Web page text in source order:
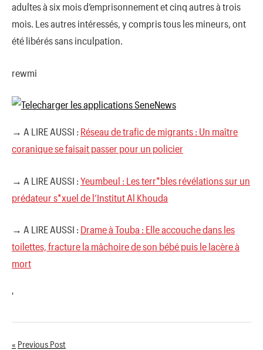
adultes à six mois d’emprisonnement et cinq autres à trois
mois. Les autres intéressés, y compris tous les mineurs, ont
été libérés sans inculpation.
rewmi
→ A LIRE AUSSI : Réseau de trafic de migrants : Un maître
coranique se faisait passer pour un policier
→ A LIRE AUSSI : Yeumbeul : Les terr*bles révélations sur un
prédateur s*xuel de l’Institut Al Khouda
→ A LIRE AUSSI : Drame à Touba : Elle accouche dans les
toilettes, fracture la mâchoire de son bébé puis le lacère à
mort
'
Previous Post